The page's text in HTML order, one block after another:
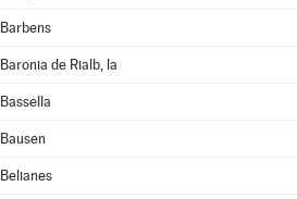
Barbens
Baronia de Rialb, la
Bassella
Bausen
Belianes